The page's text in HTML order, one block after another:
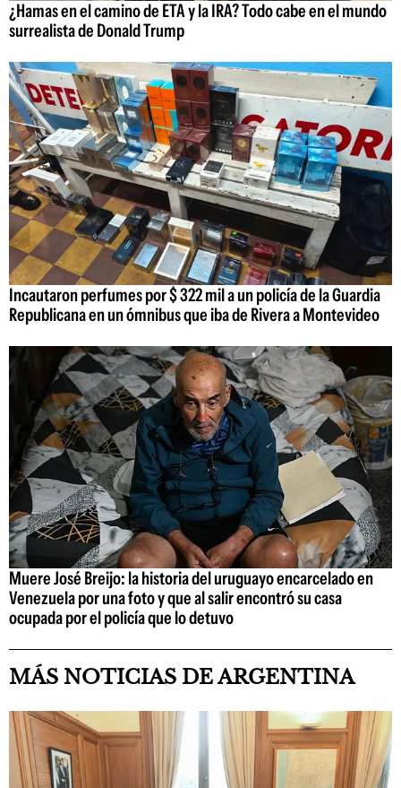
¿Hamas en el camino de ETA y la IRA? Todo cabe en el mundo
surrealista de Donald Trump
Incautaron perfumes por $ 322 mil a un policía de la Guardia
Republicana en un ómnibus que iba de Rivera a Montevideo
Muere José Breijo: la historia del uruguayo encarcelado en
Venezuela por una foto y que al salir encontró su casa
ocupada por el policía que lo detuvo
MÁS NOTICIAS DE ARGENTINA